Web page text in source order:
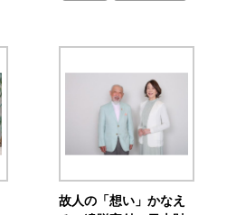
故人の「想い」かなえ